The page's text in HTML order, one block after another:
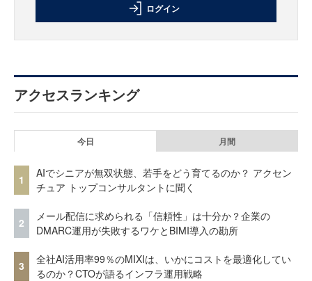
ログイン
アクセスランキング
今日 月間
1
AIでシニアが無双状態、若手をどう育てるのか？ アクセン
チュア トップコンサルタントに聞く
2
メール配信に求められる「信頼性」は十分か？企業の
DMARC運用が失敗するワケとBIMI導入の勘所
3
全社AI活用率99％のMIXIは、いかにコストを最適化してい
るのか？CTOが語るインフラ運用戦略